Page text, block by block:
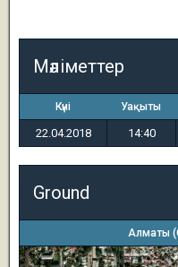
Мәліметтер
Күні Уақыты
22.04.2018 14:40
Ground
Алматы